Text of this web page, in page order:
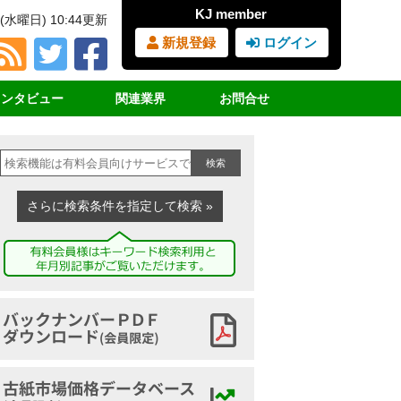
KJ member
新規登録
ログイン
曜日) 10:44更新
タビュー
イクル女子
団体挨拶
講演録
関連業界
ＰＥＴボトル
廃プラスチック
鉄スクラップ
家電リサイクル
古布
お問合せ
購読の申込み
広告の申込み
ヤードマップの申込み
古紙ジャーナルとは
検索
さらに検索条件を指定して検索 »